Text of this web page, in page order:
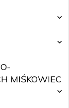
MIŚKOWIEC